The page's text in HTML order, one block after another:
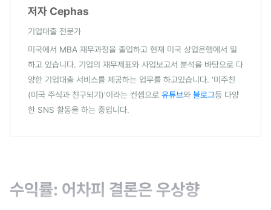
저자 Cephas
기업대출 전문가
미국에서 MBA 재무과정을 졸업하고 현재 미국 상업은행에서 일
하고 있습니다. 기업의 재무제표와 사업보고서 분석을 바탕으로 다
양한 기업대출 서비스를 제공하는 업무를 하고있습니다. '미주친
(미국 주식과 친구되기)'이라는 컨셉으로 유튜브와 블로그등 다양
한 SNS 활동을 하는 중입니다.
수익률: 어차피 결론은 우상향